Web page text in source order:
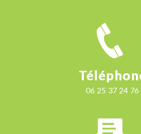
06 25 37 24 76